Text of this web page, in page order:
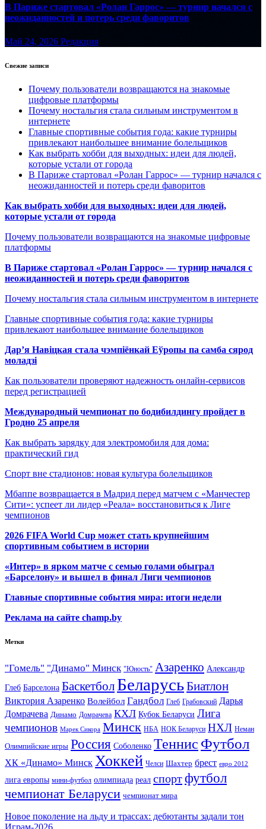
В Париже стартовал «Ролан Гаррос» — турнир начался с
неожиданностей и потерь среди фаворитов
Май 24, 2026 Редакция
Свежие записи
Почему пользователи возвращаются на знакомые
цифровые платформы
Почему ностальгия стала сильным инструментом в
интернете
Главные спортивные события года: какие турниры
привлекают наибольшее внимание болельщиков
Как выбрать хобби для выходных: идеи для людей,
которые устали от города
В Париже стартовал «Ролан Гаррос» — турнир начался с
неожиданностей и потерь среди фаворитов
Как выбрать хобби для выходных: идеи для людей,
которые устали от города
Почему пользователи возвращаются на знакомые цифровые
платформы
В Париже стартовал «Ролан Гаррос» — турнир начался с
неожиданностей и потерь среди фаворитов
Почему ностальгия стала сильным инструментом в интернете
Главные спортивные события года: какие турниры
привлекают наибольшее внимание болельщиков
Дар’я Навіцкая стала чэмпіёнкай Еўропы па самба сярод
моладзі
Как пользователи проверяют надежность онлайн-сервисов
перед регистрацией
Международный чемпионат по бодибилдингу пройдет в
Гродно 25 апреля
Как выбрать зарядку для электромобиля для дома:
практический гид
Спорт вне стадионов: новая культура болельщиков
Мбаппе возвращается в Мадрид перед матчем с «Манчестер
Сити»: успеет ли лидер «Реала» восстановиться к Лиге
чемпионов
2026 FIFA World Cup может стать крупнейшим
спортивным событием в истории
«Интер» в ярком матче с семью голами обыграл
«Барселону» и вышел в финал Лиги чемпионов
Главные спортивные события мира: итоги недели
Реклама на сайте champ.by
Метки
"Гомель" "Динамо" Минск "Юность" Азаренко Александр
Глеб Барселона Баскетбол БеларусьБиатлон
Виктория Азаренко Волейбол Гандбол Глеб Грабовский Дарья
Домрачева Динамо Домрачева КХЛ Кубок Беларуси Лига
чемпионов Марек Сикора Минск НБА НОК Беларуси НХЛ Неман
Олимпийские игры Россия Соболенко Теннис Футбол
ХК «Динамо» Минск Хоккей Челси Шахтер брест евро 2012
лига европы мини-футбол олимпиада реал спортфутбол
чемпионат Беларуси чемпионат мира
Новое поколение на льду и трассах: дебютанты задали тон
Играм-2026